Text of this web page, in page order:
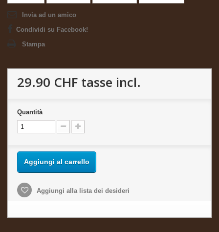
Invia ad un amico
Condividi su Facebook!
Stampa
29.90 CHF tasse incl.
Quantità
Aggiungi al carrello
Aggiungi alla lista dei desideri